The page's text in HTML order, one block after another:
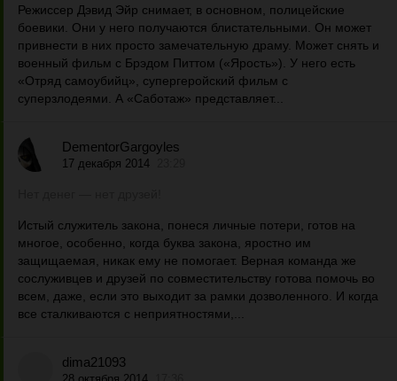
Режиссер Дэвид Эйр снимает, в основном, полицейские
боевики. Они у него получаются блистательными. Он может
привнести в них просто замечательную драму. Может снять и
военный фильм с Брэдом Питтом («Ярость»). У него есть
«Отряд самоубийц», супергеройский фильм с
суперзлодеями. А «Саботаж» представляет...
DementorGargoyles
17 декабря 2014
Истый служитель закона, понеся личные потери, готов на
многое, особенно, когда буква закона, яростно им
защищаемая, никак ему не помогает. Верная команда же
сослуживцев и друзей по совместительству готова помочь во
всем, даже, если это выходит за рамки дозволенного. И когда
все сталкиваются с неприятностями,...
dima21093
28 октября 2014